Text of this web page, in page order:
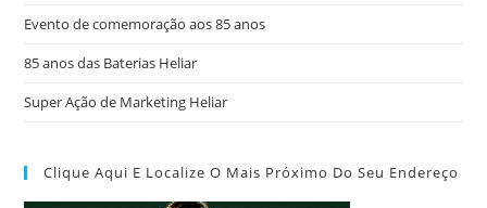
Evento de comemoração aos 85 anos
85 anos das Baterias Heliar
Super Ação de Marketing Heliar
Clique Aqui E Localize O Mais Próximo Do Seu Endereço